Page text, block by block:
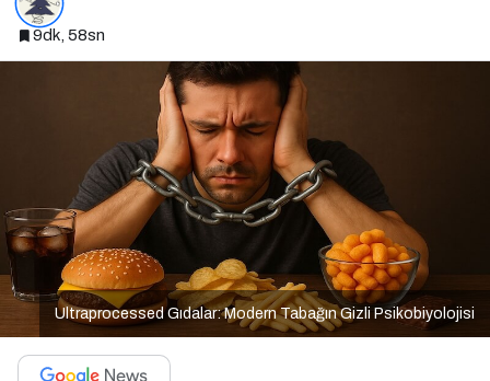
9dk, 58sn
Ultraprocessed Gıdalar: Modern Tabağın Gizli Psikobiyolojisi